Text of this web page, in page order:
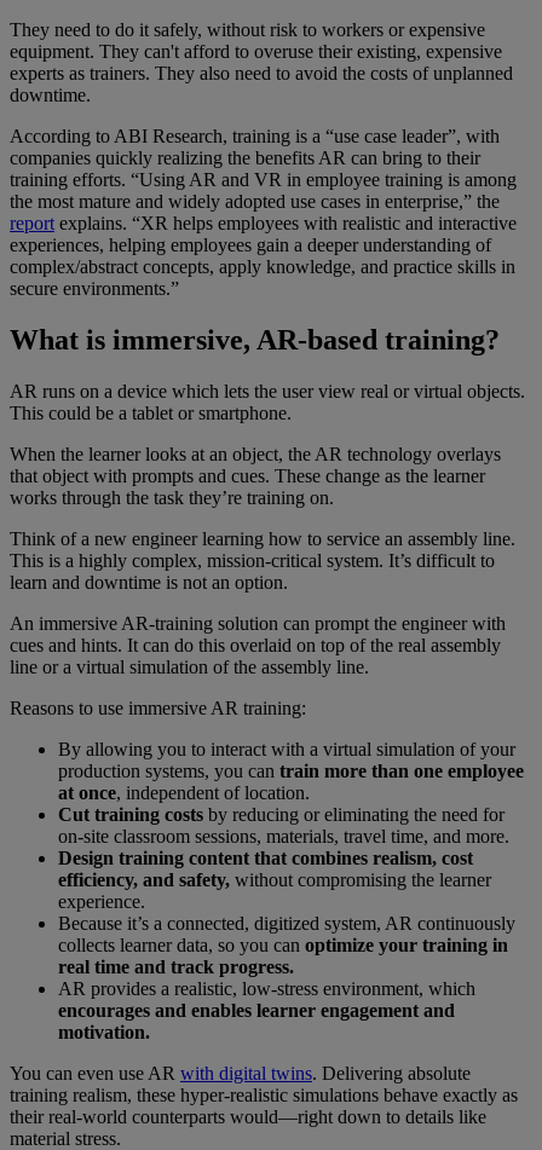
They need to do it safely, without risk to workers or expensive
equipment. They can't afford to overuse their existing, expensive
experts as trainers. They also need to avoid the costs of unplanned
downtime.
According to ABI Research, training is a “use case leader”, with
companies quickly realizing the benefits AR can bring to their
training efforts. “Using AR and VR in employee training is among
the most mature and widely adopted use cases in enterprise,” the
report explains. “XR helps employees with realistic and interactive
experiences, helping employees gain a deeper understanding of
complex/abstract concepts, apply knowledge, and practice skills in
secure environments.”
What is immersive, AR-based training?
AR runs on a device which lets the user view real or virtual objects.
This could be a tablet or smartphone.
When the learner looks at an object, the AR technology overlays
that object with prompts and cues. These change as the learner
works through the task they’re training on.
Think of a new engineer learning how to service an assembly line.
This is a highly complex, mission-critical system. It’s difficult to
learn and downtime is not an option.
An immersive AR-training solution can prompt the engineer with
cues and hints. It can do this overlaid on top of the real assembly
line or a virtual simulation of the assembly line.
Reasons to use immersive AR training:
By allowing you to interact with a virtual simulation of your
production systems, you can train more than one employee
at once, independent of location.
Cut training costs by reducing or eliminating the need for
on-site classroom sessions, materials, travel time, and more.
Design training content that combines realism, cost
efficiency, and safety, without compromising the learner
experience.
Because it’s a connected, digitized system, AR continuously
collects learner data, so you can optimize your training in
real time and track progress.
AR provides a realistic, low-stress environment, which
encourages and enables learner engagement and
motivation.
You can even use AR with digital twins. Delivering absolute
training realism, these hyper-realistic simulations behave exactly as
their real-world counterparts would—right down to details like
material stress.